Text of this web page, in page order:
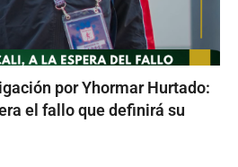
por Yhormar Hurtado:
el fallo que definirá su